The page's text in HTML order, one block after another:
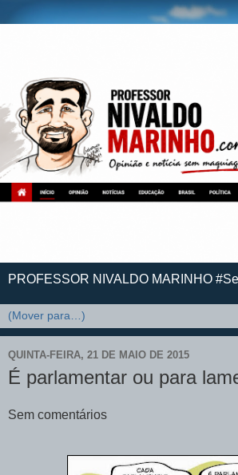
PROFESSOR NIVALDO MARINHO
QUINTA-FEIRA, 21 DE MAIO DE 2015
É parlamentar ou para
Sem comentários